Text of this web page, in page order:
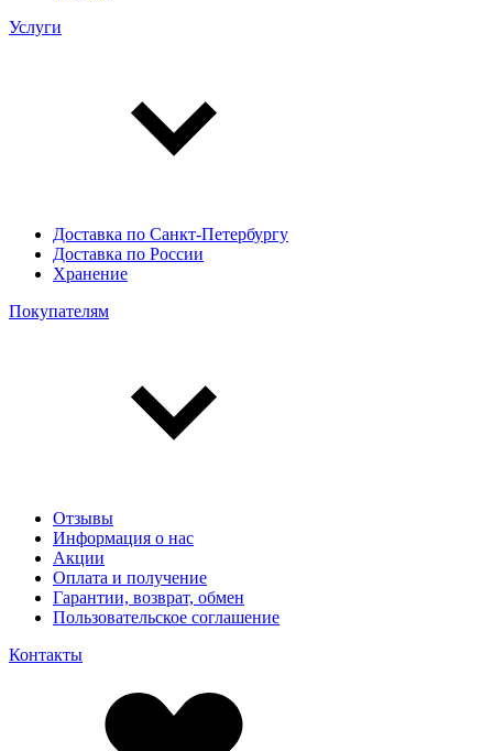
Услуги
Доставка по Санкт-Петербургу
Доставка по России
Хранение
Покупателям
Отзывы
Информация о нас
Акции
Оплата и получение
Гарантии, возврат, обмен
Пользовательское соглашение
Контакты